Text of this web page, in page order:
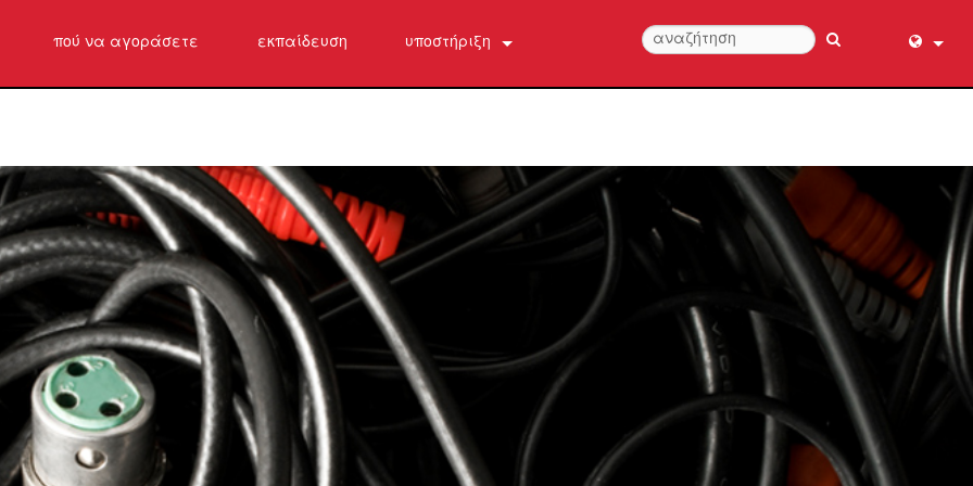
πού να αγοράσετε εκπαίδευση υποστήριξη
λογισμικό
Εγγύηση
εγγραφή προϊόντος
Dansk
Deutsch
Español
Français
עברית
हिन्दी